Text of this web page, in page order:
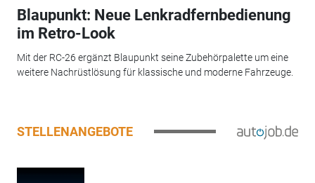
Blaupunkt: Neue Lenkradfernbedienung
im Retro-Look
Mit der RC-26 ergänzt Blaupunkt seine Zubehörpalette um eine
weitere Nachrüstlösung für klassische und moderne Fahrzeuge.
STELLENANGEBOTE